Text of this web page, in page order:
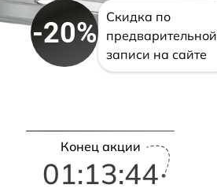
-20%
Скидка по
предварительной
записи на сайте
Конец акции
01:13:43